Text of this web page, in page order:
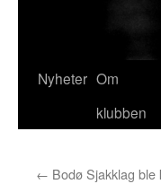
Hopp
Nyheter Om
klubben
← Bodø Sjakklag